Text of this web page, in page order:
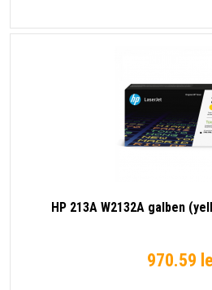
HP 213A W2132A galben
970.59